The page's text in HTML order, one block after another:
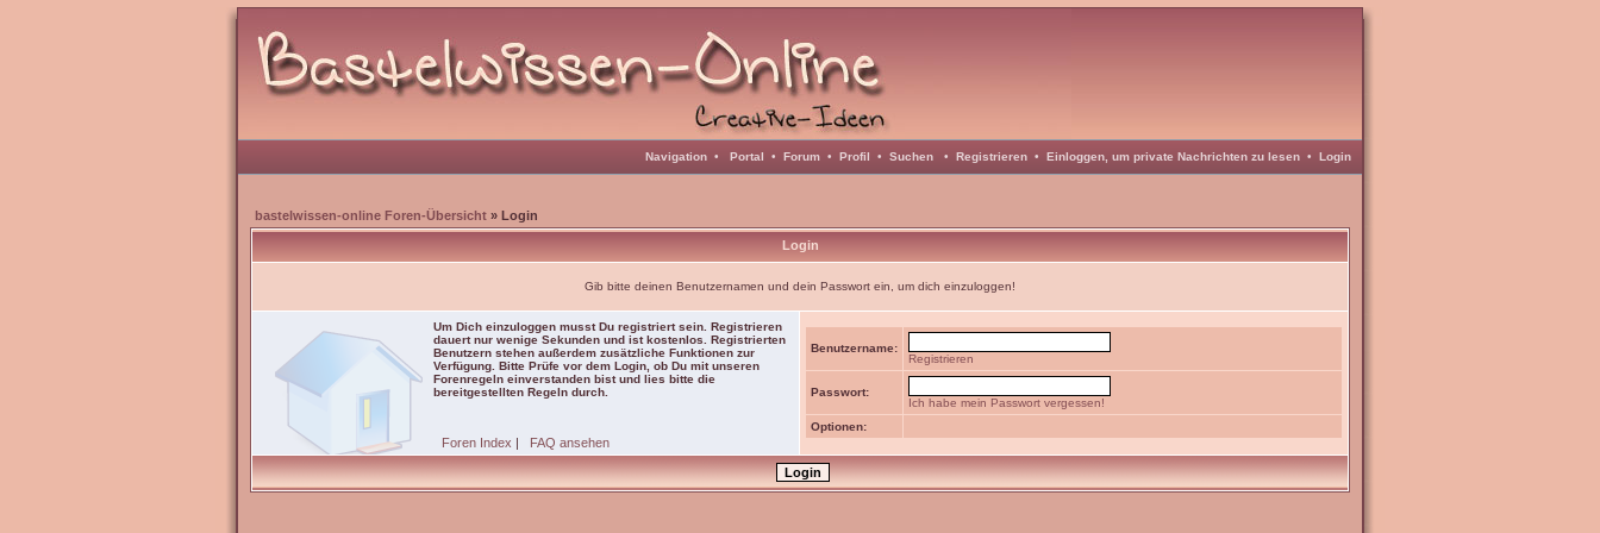
Navigation • Portal • Forum • Profil • Suchen • Registrieren • Einloggen, um private Nachrichten zu lesen • Login
bastelwissen-online Foren-Übersicht » Login
Login
Gib bitte deinen Benutzernamen und dein Passwort ein, um dich einzuloggen!
Um Dich einzuloggen musst Du registriert sein. Registrieren
dauert nur wenige Sekunden und ist kostenlos. Registrierten
Benutzern stehen außerdem zusätzliche Funktionen zur
Verfügung. Bitte Prüfe vor dem Login, ob Du mit unseren
Forenregeln einverstanden bist und lies bitte die
bereitgestellten Regeln durch.
Foren Index | FAQ ansehen
Benutzername:
Registrieren
Passwort:
Ich habe mein Passwort vergessen!
Optionen: